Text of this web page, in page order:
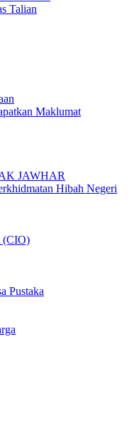
Talian
Maklumat
JAWHAR
Hibah Negeri
(CIO)
Pustaka